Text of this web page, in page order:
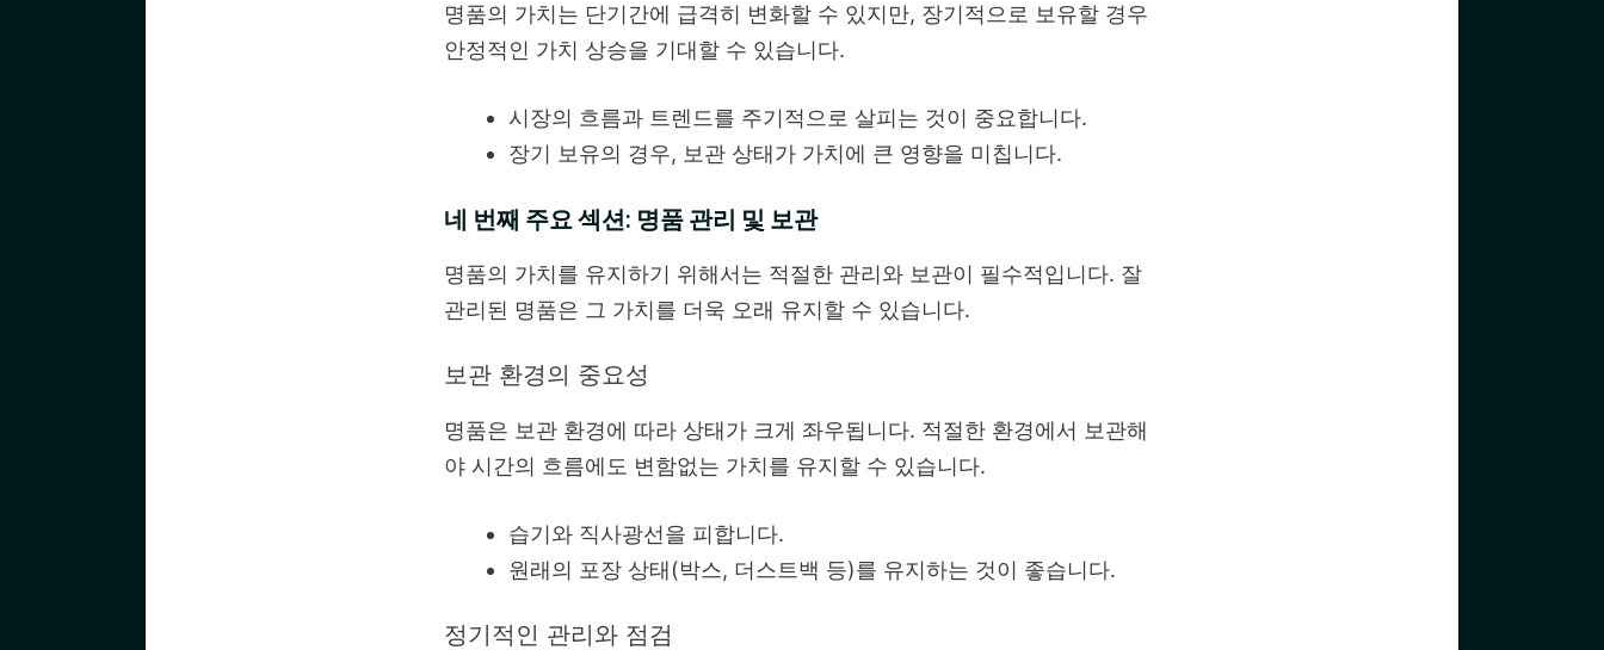
명품의 가치는 단기간에 급격히 변화할 수 있지만, 장기적으로 보유할 경우
안정적인 가치 상승을 기대할 수 있습니다.
시장의 흐름과 트렌드를 주기적으로 살피는 것이 중요합니다.
장기 보유의 경우, 보관 상태가 가치에 큰 영향을 미칩니다.
네 번째 주요 섹션: 명품 관리 및 보관
명품의 가치를 유지하기 위해서는 적절한 관리와 보관이 필수적입니다. 잘
관리된 명품은 그 가치를 더욱 오래 유지할 수 있습니다.
보관 환경의 중요성
명품은 보관 환경에 따라 상태가 크게 좌우됩니다. 적절한 환경에서 보관해
야 시간의 흐름에도 변함없는 가치를 유지할 수 있습니다.
습기와 직사광선을 피합니다.
원래의 포장 상태(박스, 더스트백 등)를 유지하는 것이 좋습니다.
정기적인 관리와 점검